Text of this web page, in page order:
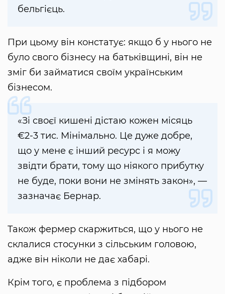
бельгієць.
При цьому він констатує: якщо б у нього не
було свого бізнесу на батьківщині, він не
зміг би займатися своїм українським
бізнесом.
«Зі своєї кишені дістаю кожен місяць
€2-3 тис. Мінімально. Це дуже добре,
що у мене є інший ресурс і я можу
звідти брати, тому що ніякого прибутку
не буде, поки вони не змінять закон», —
зазначає Бернар.
Також фермер скаржиться, що у нього не
склалися стосунки з сільським головою,
адже він ніколи не дає хабарі.
Крім того, є проблема з підбором